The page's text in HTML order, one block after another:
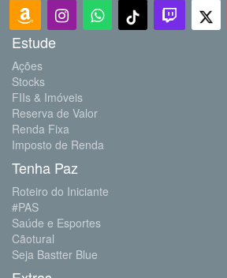
Estude
Ações
Stocks
FIIs & Imóveis
Reserva de Valor
Renda Fixa
Imposto de Renda
Tenha Paz
Roteiro do Iniciante
#PAS
Saúde e Esportes
Cãotural
Seja Bastter Blue